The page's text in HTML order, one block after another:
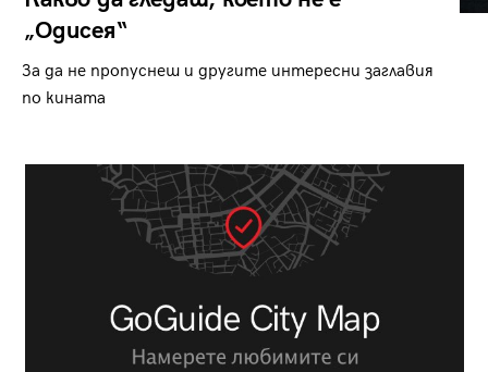
„Одисея“
За да не пропуснеш и другите интересни заглавия
по кината